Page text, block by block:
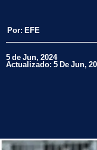
Por: EFE
5 de Jun, 2024
Actualizado: 5 De Jun,